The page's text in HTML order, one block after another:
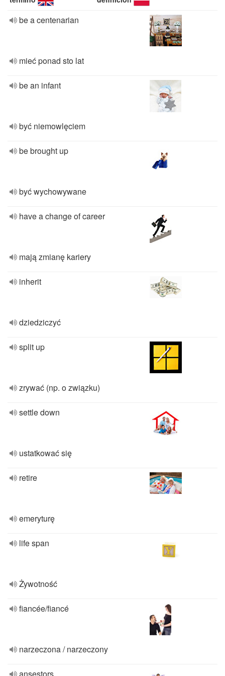
be a centenarian
mieć ponad sto lat
be an infant
być niemowlęciem
be brought up
być wychowywane
have a change of career
mają zmianę kariery
inherit
dziedziczyć
split up
zrywać (np. o związku)
settle down
ustatkować się
retire
emeryturę
life span
Żywotność
fiancée/fiancé
narzeczona / narzeczony